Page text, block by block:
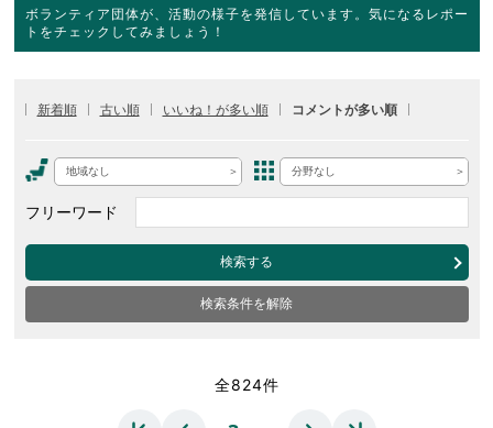
ボランティア団体が、活動の様子を発信しています。気になるレポー
トをチェックしてみましょう！
新着順 古い順 いいね！が多い順 コメントが多い順
地域なし 分野なし
フリーワード
検索する
検索条件を解除
全824件